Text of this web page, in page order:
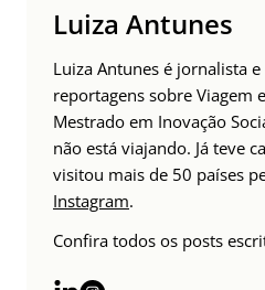
Luiza Antunes
Luiza Antunes é jornalista
reportagens sobre Viagem
Mestrado em Inovação
não está viajando. Já teve
visitou mais de 50 países
Instagram.
Confira todos os posts